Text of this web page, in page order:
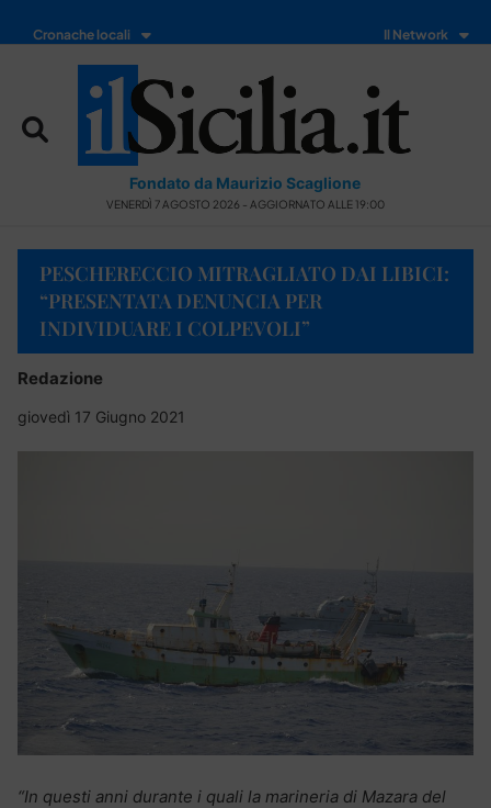
Cronache locali Il Network
Fondato da Maurizio Scaglione
VENERDÌ 7 AGOSTO 2026 - AGGIORNATO ALLE 19:00
PESCHERECCIO MITRAGLIATO DAI LIBICI:
“PRESENTATA DENUNCIA PER
INDIVIDUARE I COLPEVOLI”
Redazione
giovedì 17 Giugno 2021
“In questi anni durante i quali la marineria di Mazara del